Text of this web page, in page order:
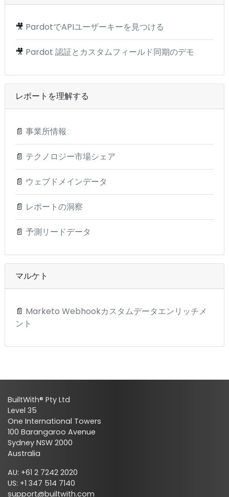
🎥 PardotでAPIユーザーキーを見つける
🎥 Pardot 認証とカスタムフィールド同期のデモ
レポートを理解する
📄 事業所情報
📄 テクノロジー市場シェア
📄 ウェブドメインデータ
📄 レポートの洞察
📄 予測リードデータ
マルケト
📄 Marketo Webhookカスタムデータエンリッチメ
ント
BuiltWith® Pty Ltd
Level 35
One International Towers
100 Barangaroo Avenue
Sydney NSW 2000
Australia
AU: +61 2 7242 2020
US: +1 347 514 7140
support@builtwith.com